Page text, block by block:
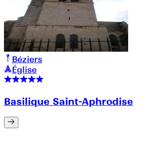
Béziers
Église
Basilique Saint-Aphrodise